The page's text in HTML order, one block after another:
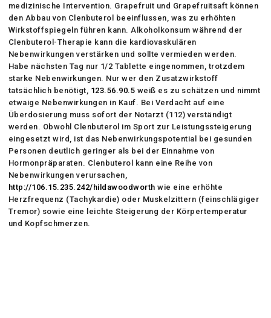
medizinische Intervention. Grapefruit und Grapefruitsaft können
den Abbau von Clenbuterol beeinflussen, was zu erhöhten
Wirkstoffspiegeln führen kann. Alkoholkonsum während der
Clenbuterol-Therapie kann die kardiovaskulären
Nebenwirkungen verstärken und sollte vermieden werden.
Habe nächsten Tag nur 1/2 Tablette eingenommen, trotzdem
starke Nebenwirkungen. Nur wer den Zusatzwirkstoff
tatsächlich benötigt, 123.56.90.5 weiß es zu schätzen und nimmt
etwaige Nebenwirkungen in Kauf. Bei Verdacht auf eine
Überdosierung muss sofort der Notarzt (112) verständigt
werden. Obwohl Clenbuterol im Sport zur Leistungssteigerung
eingesetzt wird, ist das Nebenwirkungspotential bei gesunden
Personen deutlich geringer als bei der Einnahme von
Hormonpräparaten. Clenbuterol kann eine Reihe von
Nebenwirkungen verursachen,
http://106.15.235.242/hildawoodworth wie eine erhöhte
Herzfrequenz (Tachykardie) oder Muskelzittern (feinschlägiger
Tremor) sowie eine leichte Steigerung der Körpertemperatur
und Kopfschmerzen.